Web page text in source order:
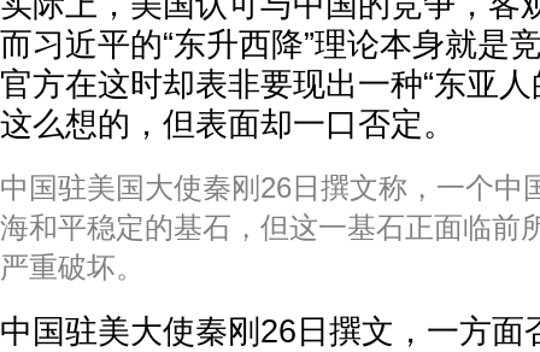
而习近平的“东升西降”理论本身就是
官方在这时却表非要现出一种“东亚
这么想的，但表面却一口否定。
中国驻美国大使秦刚26日撰文称，一个中
海和平稳定的基石，但这一基石正面临前
严重破坏。
中国驻美大使秦刚26日撰文，一方面